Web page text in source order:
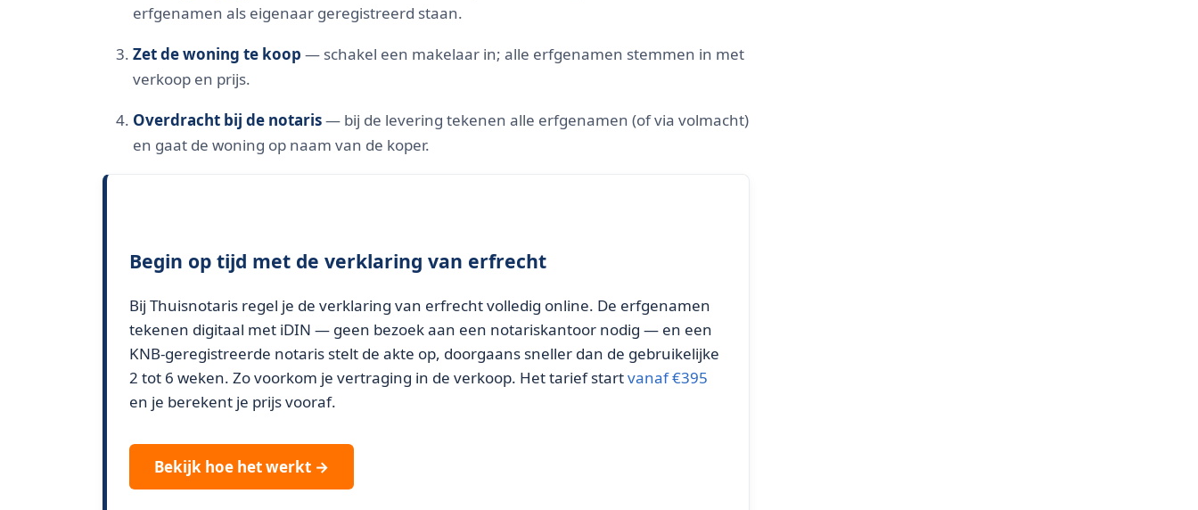
erfgenamen als eigenaar geregistreerd staan.
Zet de woning te koop — schakel een makelaar in; alle erfgenamen stemmen in met
verkoop en prijs.
Overdracht bij de notaris— bij de levering tekenen alle erfgenamen (of via volmacht)
en gaat de woning op naam van de koper.
Begin op tijd met de verklaring van erfrecht
Bij Thuisnotaris regel je de verklaring van erfrecht volledig online. De erfgenamen
tekenen digitaal met iDIN — geen bezoek aan een notariskantoor nodig — en een
KNB-geregistreerde notaris stelt de akte op, doorgaans sneller dan de gebruikelijke
2 tot 6 weken. Zo voorkom je vertraging in de verkoop. Het tarief startvanaf €395
en je berekent je prijs vooraf.
Bekijk hoe het werkt →